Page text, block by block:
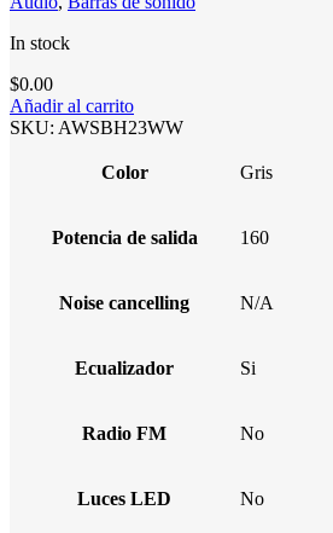
In stock
$0.00
Añadir al carrito
SKU: AWSBH23WW
Color Gris
Potencia de salida 160
Noise cancelling N/A
Ecualizador Si
Radio FM No
Luces LED No